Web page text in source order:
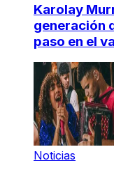
Karolay
generación
paso en el
Noticias